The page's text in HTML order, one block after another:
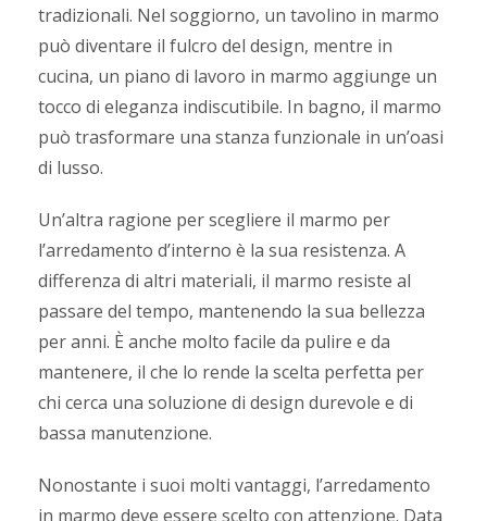
tradizionali. Nel soggiorno, un tavolino in marmo
può diventare il fulcro del design, mentre in
cucina, un piano di lavoro in marmo aggiunge un
tocco di eleganza indiscutibile. In bagno, il marmo
può trasformare una stanza funzionale in un’oasi
di lusso.
Un’altra ragione per scegliere il marmo per
l’arredamento d’interno è la sua resistenza. A
differenza di altri materiali, il marmo resiste al
passare del tempo, mantenendo la sua bellezza
per anni. È anche molto facile da pulire e da
mantenere, il che lo rende la scelta perfetta per
chi cerca una soluzione di design durevole e di
bassa manutenzione.
Nonostante i suoi molti vantaggi, l’arredamento
in marmo deve essere scelto con attenzione. Data